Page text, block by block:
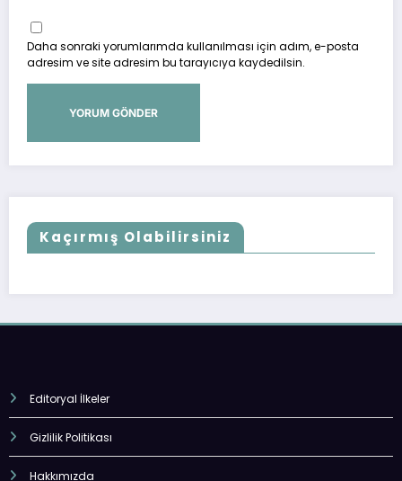
Daha sonraki yorumlarımda kullanılması için adım, e-posta
adresim ve site adresim bu tarayıcıya kaydedilsin.
Kaçırmış Olabilirsiniz
Editoryal İlkeler
Gizlilik Politikası
Hakkımızda